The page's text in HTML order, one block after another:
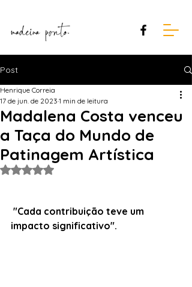
Post
Madalena Costa venceu
a Taça do Mundo de
Patinagem Artística
Henrique Correia
17 de jun. de 2023 1 min de leitura
Avaliado com NaN de 5 estrelas.
impacto significativo".